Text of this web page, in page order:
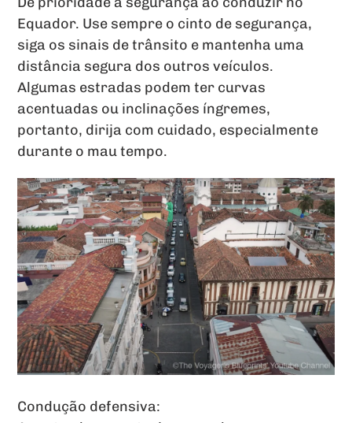
Equador. Use sempre o cinto de segurança,
siga os sinais de trânsito e mantenha uma
distância segura dos outros veículos.
Algumas estradas podem ter curvas
acentuadas ou inclinações íngremes,
portanto, dirija com cuidado, especialmente
durante o mau tempo.
Condução defensiva: